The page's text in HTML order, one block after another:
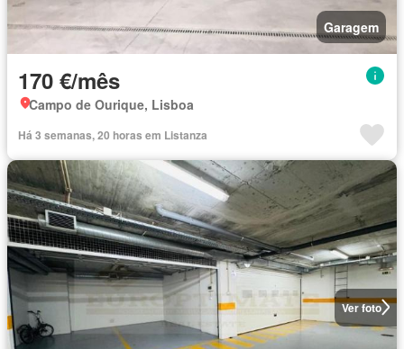
Garagem
170 €/mês
Campo de Ourique, Lisboa
Há 3 semanas, 20 horas em Listanza
Ver foto